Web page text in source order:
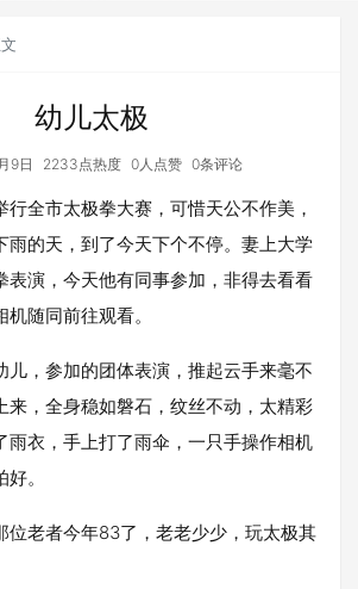
幼儿太极
9日 2233点热度 0人点赞 0条评论
全市太极拳大赛，可惜天公不作美，
雨的天，到了今天下个不停。妻上大学
表演，今天他有同事参加，非得去看看
随同前往观看。
，参加的团体表演，推起云手来毫不
来，全身稳如磐石，纹丝不动，太精彩
雨衣，手上打了雨伞，一只手操作相机
。
老者今年83了，老老少少，玩太极其